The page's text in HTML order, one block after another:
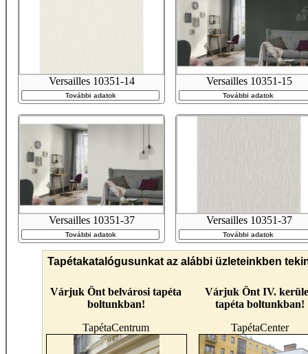
Versailles 10351-14
További adatok
Versailles 10351-15
További adatok
Versailles 10351-37
További adatok
Versailles 10351-37
További adatok
Tapétakatalógusunkat az alábbi üzleteinkben
Várjuk Önt belvárosi tapéta
boltunkban!
TapétaCentrum
Várjuk Önt IV.
tapéta boltunkban!
TapétaCenter